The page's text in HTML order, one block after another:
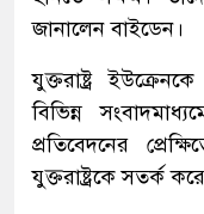
জানালেন বাইডেন।
যুক্তরাষ্ট্র
বিভিন্ন
প্রতিবেদনের
যুক্তরাষ্ট্রকে সতর্ক